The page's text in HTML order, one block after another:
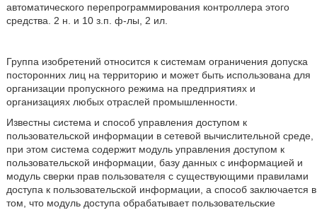
автоматического перепрограммирования контроллера этого
средства. 2 н. и 10 з.п. ф-лы, 2 ил.
Группа изобретений относится к системам ограничения допуска
посторонних лиц на территорию и может быть использована для
организации пропускного режима на предприятиях и
организациях любых отраслей промышленности.
Известны система и способ управления доступом к
пользовательской информации в сетевой вычислительной среде,
при этом система содержит модуль управления доступом к
пользовательской информации, базу данных с информацией и
модуль сверки прав пользователя с существующими правилами
доступа к пользовательской информации, а способ заключается в
том, что модуль доступа обрабатывает пользовательские